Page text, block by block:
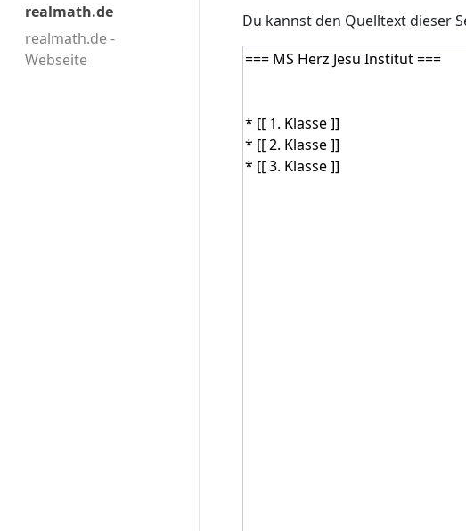
realmath.de
realmath.de -
Webseite
Du kannst den Quelltext dieser